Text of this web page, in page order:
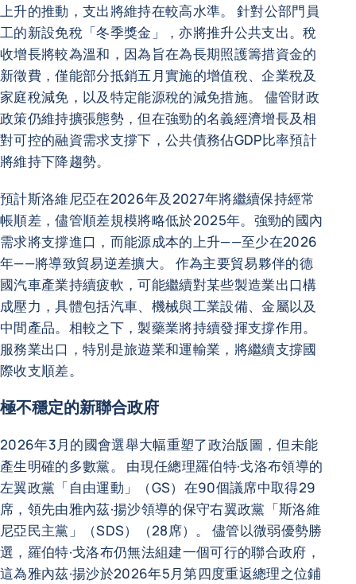
上升的推動，支出將維持在較高水準。 針對公部門員
工的新設免稅「冬季獎金」，亦將推升公共支出。稅
收增長將較為溫和，因為旨在為長期照護籌措資金的
新徵費，僅能部分抵銷五月實施的增值稅、企業稅及
家庭稅減免，以及特定能源稅的減免措施。 儘管財政
政策仍維持擴張態勢，但在強勁的名義經濟增長及相
對可控的融資需求支撐下，公共債務佔GDP比率預計
將維持下降趨勢。
預計斯洛維尼亞在2026年及2027年將繼續保持經常
帳順差，儘管順差規模將略低於2025年。強勁的國內
需求將支撐進口，而能源成本的上升——至少在2026
年——將導致貿易逆差擴大。 作為主要貿易夥伴的德
國汽車產業持續疲軟，可能繼續對某些製造業出口構
成壓力，具體包括汽車、機械與工業設備、金屬以及
中間產品。相較之下，製藥業將持續發揮支撐作用。
服務業出口，特別是旅遊業和運輸業，將繼續支撐國
際收支順差。
極不穩定的新聯合政府
2026年3月的國會選舉大幅重塑了政治版圖，但未能
產生明確的多數黨。 由現任總理羅伯特·戈洛布領導的
左翼政黨「自由運動」（GS）在90個議席中取得29
席，領先由雅內茲·揚沙領導的保守右翼政黨「斯洛維
尼亞民主黨」（SDS）（28席）。 儘管以微弱優勢勝
選，羅伯特·戈洛布仍無法組建一個可行的聯合政府，
這為雅內茲·揚沙於2026年5月第四度重返總理之位鋪